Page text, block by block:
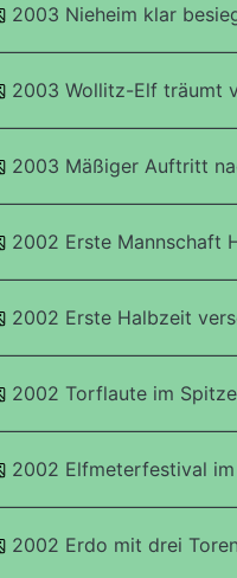
2003 Nieheim klar
2003 Wollitz-Elf träumt
2003 Mäßiger Auftritt
2002 Erste Mannschaft
2002 Erste Halbzeit
2002 Torflaute im
2002 Elfmeterfestival
2002 Erdo mit drei Toren